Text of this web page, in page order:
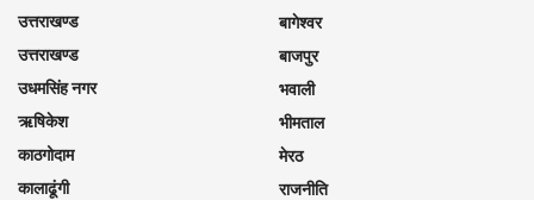
उत्तराखण्ड
उत्तराखण्ड
उधमसिंह नगर
ऋषिकेश
काठगोदाम
कालाढूंगी
बागेश्वर
बाजपुर
भवाली
भीमताल
मेरठ
राजनीति